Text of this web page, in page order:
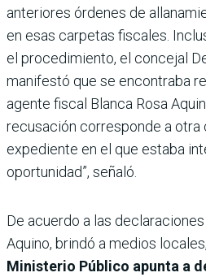
anteriores órdenes de
en esas carpetas fiscales.
el procedimiento, el concejal
manifestó que se encontraba
agente fiscal Blanca Rosa
recusación corresponde a otra
expediente en el que estaba
oportunidad”, señaló.
De acuerdo a las
Aquino, brindó a medios locales,
Ministerio Público apunta a